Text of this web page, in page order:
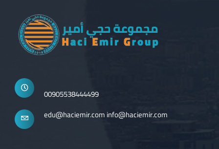
00905538444499
edu@haciemir.cominfo@haciemir.com